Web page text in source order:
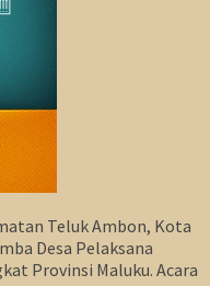
Teluk Ambon, Kota
Desa Pelaksana
Provinsi Maluku. Acara